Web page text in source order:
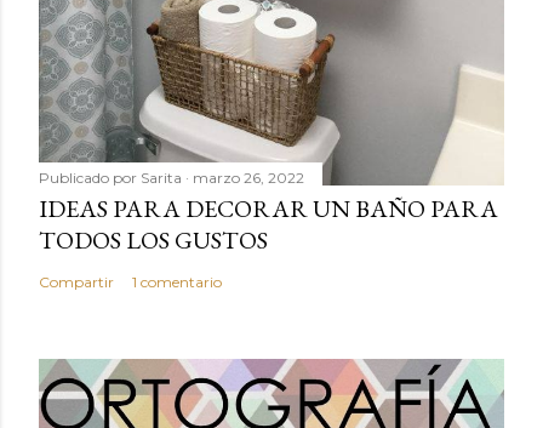
Publicado por Sarita marzo 26, 2022
IDEAS PARA DECORAR UN BAÑO PARA
TODOS LOS GUSTOS
Compartir 1 comentario